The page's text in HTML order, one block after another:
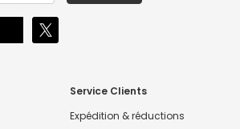
Service Clients
Expédition & réductions